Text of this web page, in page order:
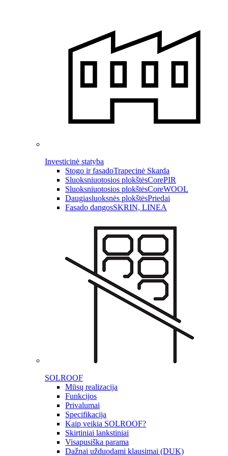
Investicinė statyba
Stogo ir fasadoTrapecinė Skarda
Sluoksniuotosios plokštėsCorePIR
Sluoksniuotosios plokštėsCoreWOOL
Daugiasluoksnės plokštėsPriedai
Fasado dangosSKRIN, LINEA
SOLROOF
Mūsų realizacija
Funkcijos
Privalumai
Specifikacija
Kaip veikia SOLROOF?
Skirtiniai lankstiniai
Visapusiška parama
Dažnai užduodami klausimai (DUK)